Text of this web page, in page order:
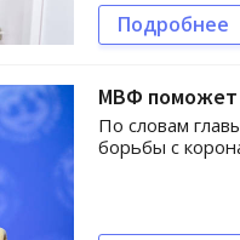
Подробнее
МВФ поможет
По словам
борьбы с